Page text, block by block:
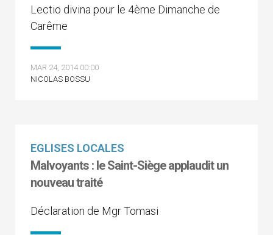
Lectio divina pour le 4ème Dimanche de
Carême
MAR 24, 2014 00:00
NICOLAS BOSSU
EGLISES LOCALES
Malvoyants : le Saint-Siège applaudit un
nouveau traité
Déclaration de Mgr Tomasi